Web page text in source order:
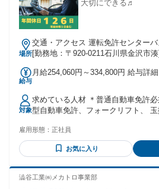
大切にできる♬
場所
交通・アクセス 運転免許センター
[勤務地：〒920-0211石川県金沢市湊]
給与
月給254,060円～334,800円 給与詳
あり 1ヶ月あたり3万2260円 〜 4万
ヶ月あたり20時間） 固定残業時間
は別途残業代を支給する 【一律手当】 全員に一律で支払われ
る通勤・皆勤・家族手当金額：なし
昇給あり ※半年ごとの査定により、 スキルに応じて給与アッ
プ
対象
求めている人材 ＊普通自動車免許
型自動車免許、フォークリフト、
楽しい雰囲気で働きたい ★やりがい
★チームワークを大切にできる方 ★
働きたい方 年齢の条件と理由：あり（例外事由3号のイ・35
雇用形態： 正社員
お気に入り
澁谷工業㈱メカトロ事業部